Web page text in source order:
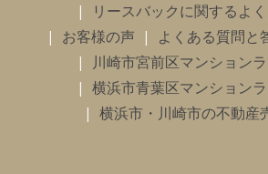
リースバックに関するよ
お客様の声
よくある質問と
川崎市宮前区マンション
横浜市青葉区マンション
横浜市・川崎市の不動産